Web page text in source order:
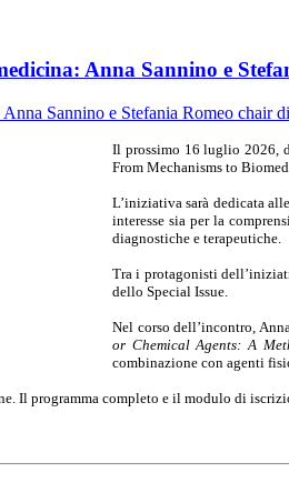
Anna Sannino e
Il prossimo 16 luglio 2026,
From Mechanisms to
L’iniziativa sarà dedicata
interesse sia per la
diagnostiche e terapeutiche.
Tra i protagonisti
dello Special Issue.
Nel corso dell’incontro,
or Chemical Agents: A
combinazione con agenti
Il programma completo e il modulo di